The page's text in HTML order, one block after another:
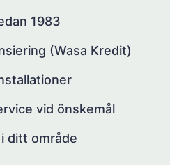
1983
(Wasa Kredit)
vid önskemål
ditt område